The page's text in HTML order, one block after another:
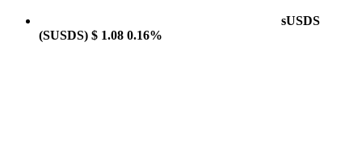
sUSDS
(SUSDS) $ 1.08 0.16%